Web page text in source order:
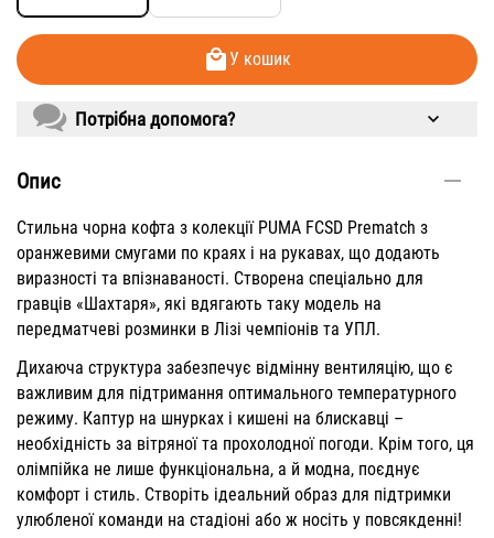
У кошик
Потрібна допомога?
Опис
Стильна чорна кофта з колекції PUMA FCSD Prematch з
оранжевими смугами по краях і на рукавах, що додають
виразності та впізнаваності. Створена спеціально для
гравців «Шахтаря», які вдягають таку модель на
передматчеві розминки в Лізі чемпіонів та УПЛ.
Дихаюча структура забезпечує відмінну вентиляцію, що є
важливим для підтримання оптимального температурного
режиму. Каптур на шнурках і кишені на блискавці –
необхідність за вітряної та прохолодної погоди. Крім того, ця
олімпійка не лише функціональна, а й модна, поєднує
комфорт і стиль. Створіть ідеальний образ для підтримки
улюбленої команди на стадіоні або ж носіть у повсякденні!